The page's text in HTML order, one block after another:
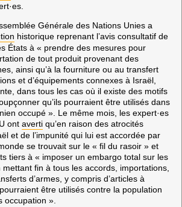
Générale des Nations Unies a
historique reprenant l’avis consultatif de
États à « prendre des mesures pour
de tout produit provenant des
ainsi qu’à la fourniture ou au transfert
et d’équipements connexes à Israël,
dans tous les cas où il existe des motifs
qu’ils pourraient être utilisés dans
occupé ». Le même mois, les expert·es
ont averti qu’en raison des atrocités
et de l’impunité qui lui est accordée par
se trouvait sur le « fil du rasoir » et
tiers à « imposer un embargo total sur les
fin à tous les accords, importations,
d’armes, y compris d’articles à
être utilisés contre la population
occupation ».